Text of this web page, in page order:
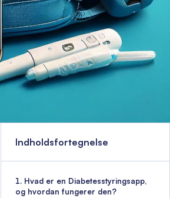
Indholdsfortegnelse
Hvad er en Diabetesstyringsapp,
og hvordan fungerer den?